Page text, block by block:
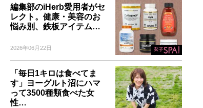
編集部のiHerb愛用者がセ
レクト。健康・美容のお
悩み別、鉄板アイテム…
2026年06月22日
「毎日1キロは食べてま
す」ヨーグルト沼にハマ
って3500種類食べた女
性…